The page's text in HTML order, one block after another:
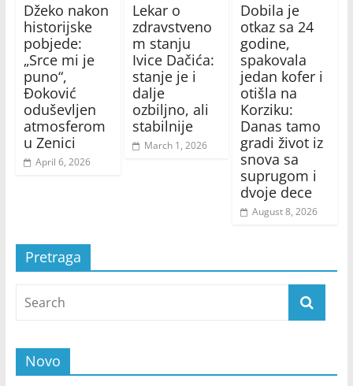
Džeko nakon
historijske
pobjede:
„Srce mi je
puno“,
Đoković
oduševljen
atmosferom
u Zenici
April 6, 2026
Lekar o
zdravstveno
m stanju
Ivice Dačića:
stanje je i
dalje
ozbiljno, ali
stabilnije
March 1, 2026
Dobila je
otkaz sa 24
godine,
spakovala
jedan kofer i
otišla na
Korziku:
Danas tamo
gradi život iz
snova sa
suprugom i
dvoje dece
August 8, 2026
Pretraga
Novo